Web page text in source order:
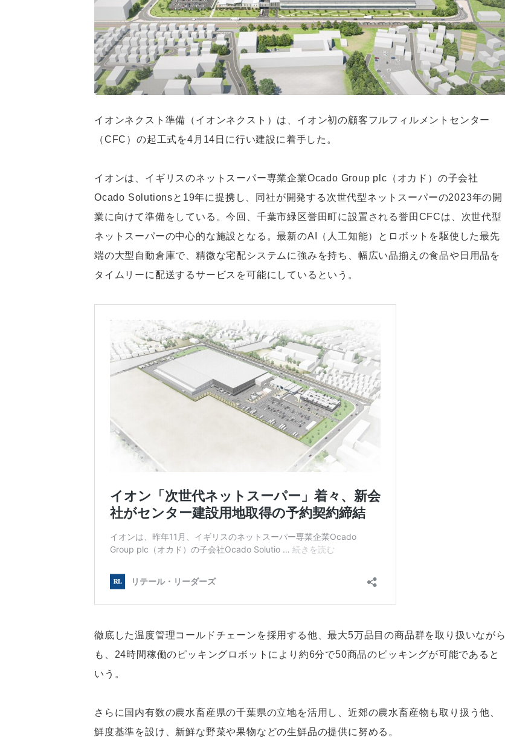
イオンネクスト準備（イオンネクスト）は、イオン初の顧客フルフィルメントセンター
（CFC）の起工式を4月14日に行い建設に着手した。
イオンは、イギリスのネットスーパー専業企業Ocado Group plc（オカド）の子会社
Ocado Solutionsと19年に提携し、同社が開発する次世代型ネットスーパーの2023年の開
業に向けて準備をしている。今回、千葉市緑区誉田町に設置される誉田CFCは、次世代型
ネットスーパーの中心的な施設となる。最新のAI（人工知能）とロボットを駆使した最先
端の大型自動倉庫で、精微な宅配システムに強みを持ち、幅広い品揃えの食品や日用品を
タイムリーに配送するサービスを可能にしているという。
徹底した温度管理コールドチェーンを採用する他、最大5万品目の商品群を取り扱いながら
も、24時間稼働のピッキングロボットにより約6分で50商品のピッキングが可能であると
いう。
さらに国内有数の農水畜産県の千葉県の立地を活用し、近郊の農水畜産物も取り扱う他、
鮮度基準を設け、新鮮な野菜や果物などの生鮮品の提供に努める。